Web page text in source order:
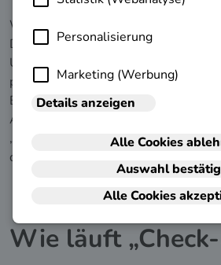
Welche Ausbildung oder welches
Der testpsychologisch fundierte
U“ hilft Ihnen, diese Fragen zu
persönlichen Kompetenzen ermittelt
Basis und auf Grundlage der
Arbeitsbedingen und
„Check-U“ Ihnen
die zu Ihren
Wie läuft „Check-